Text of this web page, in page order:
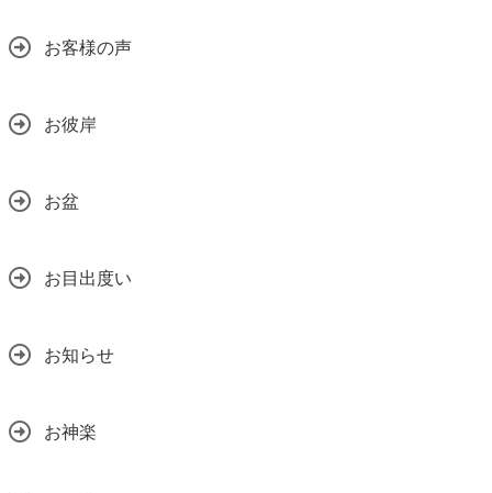
お客様の声
お彼岸
お盆
お目出度い
お知らせ
お神楽